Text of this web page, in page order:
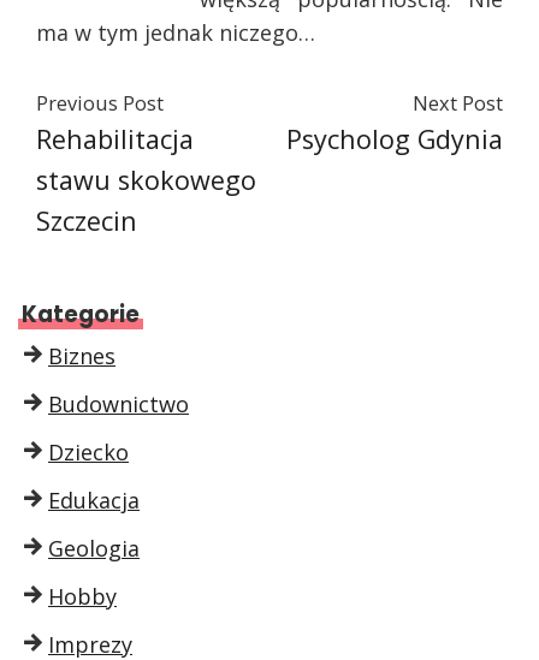
ma w tym jednak niczego…
Previous Post
Rehabilitacja
stawu skokowego
Szczecin
Next Post
Psycholog Gdynia
Kategorie
Biznes
Budownictwo
Dziecko
Edukacja
Geologia
Hobby
Imprezy